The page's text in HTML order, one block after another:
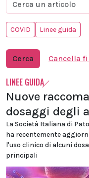
COVID Linee guida
Cerca Cancella
LINEE GUIDA
Nuove
dosaggi degli
La Società Italiana di
ha recentemente
l'uso clinico di alcuni
principali